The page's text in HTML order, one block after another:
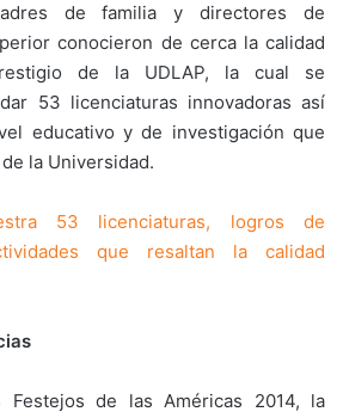
de familia y directores de
conocieron de cerca la calidad
de la UDLAP, la cual se
53 licenciaturas innovadoras así
educativo y de investigación que
la Universidad.
53 licenciaturas, logros de
que resaltan la calidad
de las Américas 2014, la